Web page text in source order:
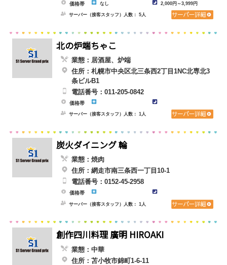
価格帯 なし 2,000円～3,999円
サーバー（接客スタッフ）人数： 5人
北の炉端ちゃこ
業態：居酒屋、炉端
住所：札幌市中央区北三条西2丁目1NC北専北3
条ビルB1
電話番号：011-205-0842
価格帯
サーバー（接客スタッフ）人数： 1人
炭火ダイニング 輪
業態：焼肉
住所：網走市南三条西一丁目10-1
電話番号：0152-45-2958
価格帯
サーバー（接客スタッフ）人数： 1人
創作四川料理 廣明 HIROAKI
業態：中華
住所：苫小牧市錦町1-6-11